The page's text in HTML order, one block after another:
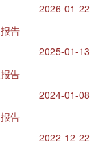
2026-01-22
告
2025-01-13
告
2024-01-08
告
2022-12-22